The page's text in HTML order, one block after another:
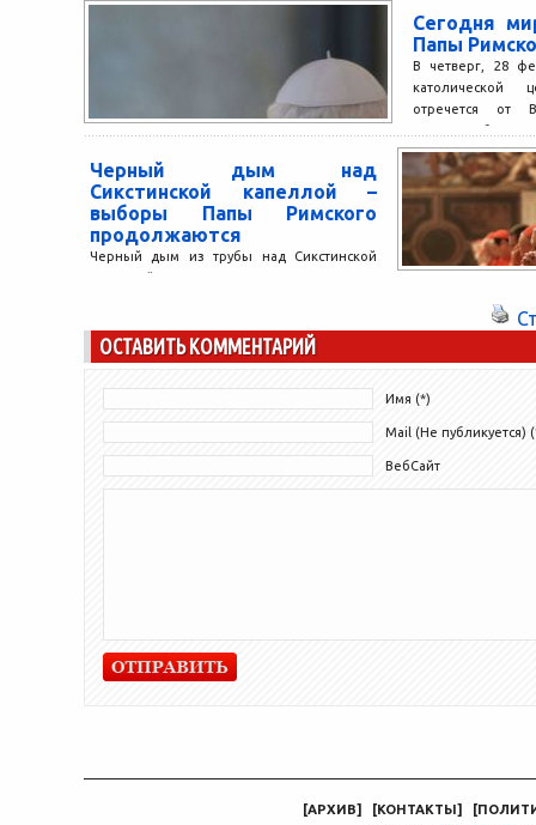
Сегодня
Папы
В четверг, 28
католической
отречется от
Престол будет
21:00...
Черный дым над
Сикстинской капеллой –
выборы Папы Римского
продолжаются
Черный дым из трубы над Сикстинской
капеллой возвестил о том, что в
ОСТАВИТЬ КОММЕНТАРИЙ
Имя (*)
Mail (Не публикуется)
ВебСайт
[АРХИВ] [КОНТАКТЫ] [